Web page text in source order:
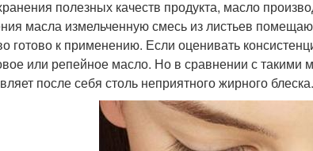
полезных качеств продукта, масло
масла измельченную смесь из листьев
готово к применению. Если оценивать
или репейное масло. Но в сравнении с
после себя столь неприятного жирного блеска.